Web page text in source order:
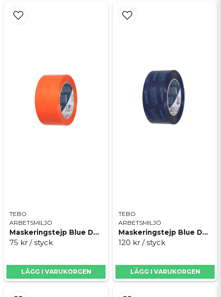
TEBO
ARBETSMILJÖ
Maskeringstejp Blue Dolphin Exteriör MT
75 kr / styck
LÄGG I VARUKORGEN
TEBO
ARBETSMILJÖ
Maskeringstejp Blue Dolphin Hybrid HPT
120 kr / styck
LÄGG I VARUKORGEN
Medföljande tillbehör
Dammsugarslang 35 mm x 3,2 m
Dammsugarrör (2 st)
Fogmunstycke